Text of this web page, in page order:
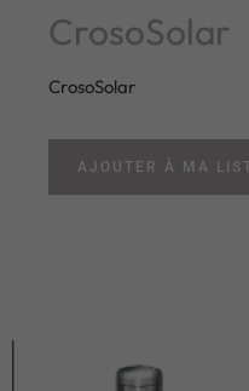
CrosoSolar
CrosoSolar
AJOUTER À MA